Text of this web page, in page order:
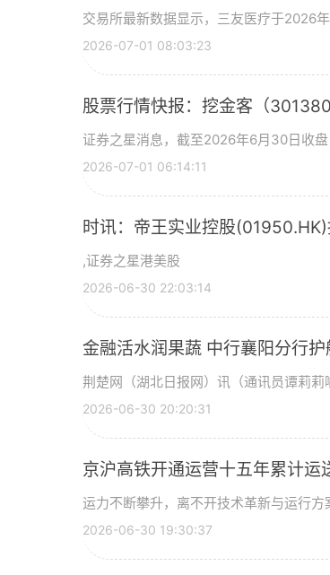
交易所最新数据显示，三友医疗于2026
2026-07-01 08:03:23
股票行情快报：挖金客（
证券之星消息，截至2026年6月30日收
2026-07-01 06:14:11
时讯：帝王实业控股
,证券之星港美股
2026-06-30 22:03:14
金融活水润果蔬 中行襄阳分行护
荆楚网（湖北日报网）讯（通讯员谭莉
2026-06-30 20:20:31
京沪高铁开通运营十五年累计运
运力不断攀升，离不开技术革新与运行
2026-06-30 19:30:37